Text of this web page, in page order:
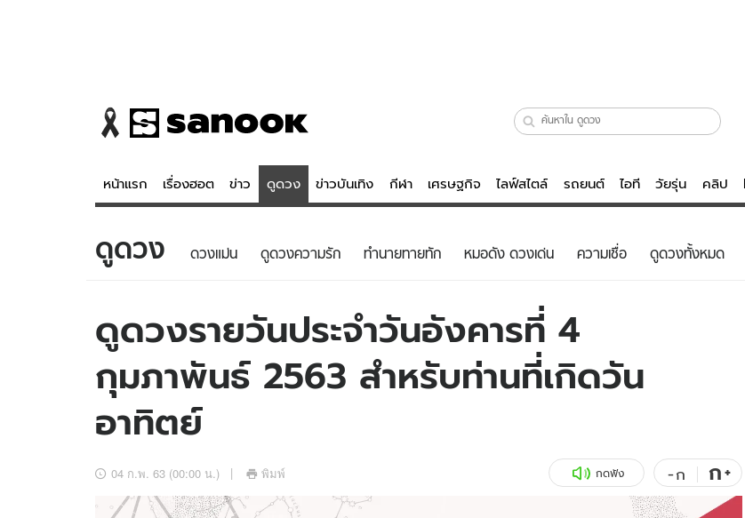
หน้าแรก เรื่องฮอต ข่าว ดูดวง ข่าวบันเทิง กีฬา เศรษฐกิจ ไลฟ์สไตล์ รถยนต์ ไอที วัยรุ่น คลิป
ข่าว
ข่าวบันเทิง
ข่าวกีฬา
ข่าวเศรษฐกิจ
อัปเดตจีน
ดูดวง - ตรวจหวย
สถิติหวยไทย
หวยลาว
ไลฟ์สไตล์
ผู้ชาย
วัยรุ่น
ไอที
เที่ยว-กิน
Tasteful Thailand
ดูดวง ดวงแม่น ดูดวงความรัก ทํานายทายทัก หมอดัง ดวงเด่น ความเชื่อ ดูดวงทั้งหมด
ดูดวงรายวันประจำวันอังคารที่ 4
กุมภาพันธ์ 2563 สำหรับท่านที่เกิดวัน
อาทิตย์
04 ก.พ. 63 (00:00 น.) พิมพ์ กดฟัง -ก ก+